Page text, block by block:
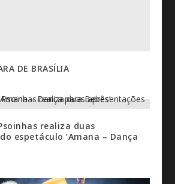
DE BRASÍLIA
realiza duas
espetáculo ‘Amana – Dança